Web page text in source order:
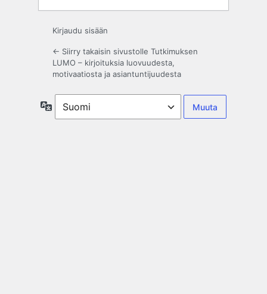
Kirjaudu sisään
← Siirry takaisin sivustolle Tutkimuksen
LUMO – kirjoituksia luovuudesta,
motivaatiosta ja asiantuntijuudesta
Kieli